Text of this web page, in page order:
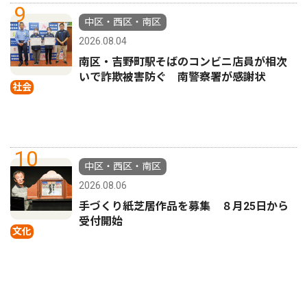
9
社会
中区・西区・南区
2026.08.04
南区・吉野町駅そばのコンビニ店員が相次
いで詐欺被害防ぐ 南警察署が感謝状
10
文化
中区・西区・南区
2026.08.06
手づくり紙芝居作品を募集 ８月25日から
受付開始